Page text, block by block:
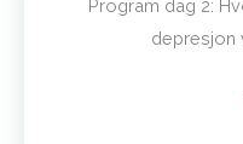
Program dag 2:
depresjon